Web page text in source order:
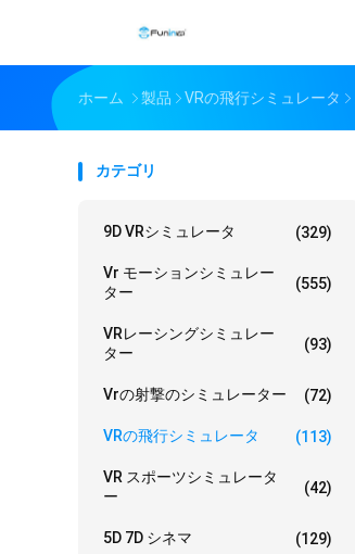
ホーム 製品 VRの飛行シミュレータ
カテゴリ
9D VRシミュレータ (329)
Vr モーションシミュレー
ター
(555)
VRレーシングシミュレー
ター
(93)
Vrの射撃のシミュレーター (72)
VRの飛行シミュレータ (113)
VR スポーツシミュレータ
ー
(42)
5D 7D シネマ (129)